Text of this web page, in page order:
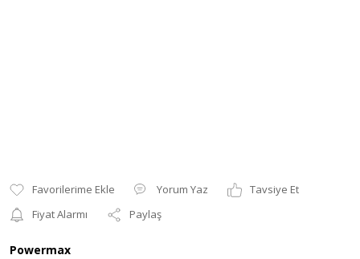
Yorum Yaz
Tavsiye Et
Fiyat Alarmı
Paylaş
Powermax